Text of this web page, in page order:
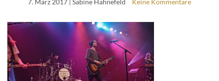
7. März 2017 | Sabine Hahnefeld Keine Kommentare